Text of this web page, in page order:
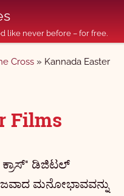
like never before – for free.
Cross
Kannada Easter
Films
ಡಿಜಿಟಲ್
ಮನೋಭಾವವನ್ನು